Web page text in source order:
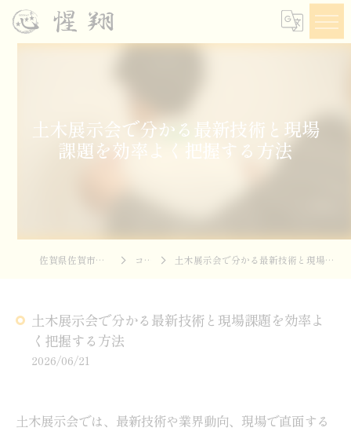
土木展示会で分かる最新技術と現場
課題を効率よく把握する方法
佐賀県佐賀市の土木なら惺翔 コラム 土木展示会で分かる最新技術と現場課題を効率よく把握する方法
土木展示会で分かる最新技術と現場課題を効率よ
く把握する方法
2026/06/21
土木展示会では、最新技術や業界動向、現場で直面する